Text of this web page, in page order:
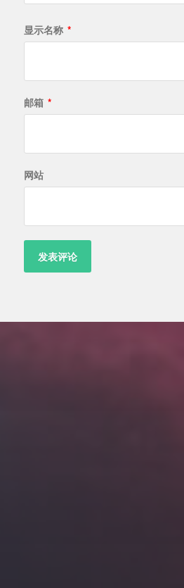
显示名称 *
邮箱 *
网站